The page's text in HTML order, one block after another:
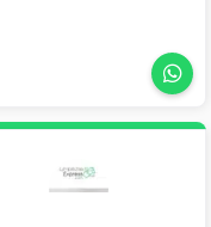
Limpieza de
cristales